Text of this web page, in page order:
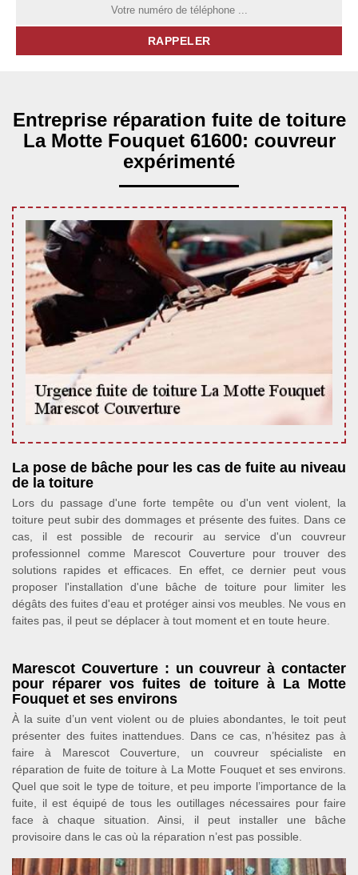
Entreprise réparation fuite de toiture
La Motte Fouquet 61600: couvreur
expérimenté
La pose de bâche pour les cas de fuite au niveau
de la toiture
Lors du passage d'une forte tempête ou d'un vent violent, la
toiture peut subir des dommages et présente des fuites. Dans ce
cas, il est possible de recourir au service d'un couvreur
professionnel comme Marescot Couverture pour trouver des
solutions rapides et efficaces. En effet, ce dernier peut vous
proposer l'installation d'une bâche de toiture pour limiter les
dégâts des fuites d'eau et protéger ainsi vos meubles. Ne vous en
faites pas, il peut se déplacer à tout moment et en toute heure.
Marescot Couverture : un couvreur à contacter
pour réparer vos fuites de toiture à La Motte
Fouquet et ses environs
À la suite d’un vent violent ou de pluies abondantes, le toit peut
présenter des fuites inattendues. Dans ce cas, n’hésitez pas à
faire à Marescot Couverture, un couvreur spécialiste en
réparation de fuite de toiture à La Motte Fouquet et ses environs.
Quel que soit le type de toiture, et peu importe l’importance de la
fuite, il est équipé de tous les outillages nécessaires pour faire
face à chaque situation. Ainsi, il peut installer une bâche
provisoire dans le cas où la réparation n’est pas possible.